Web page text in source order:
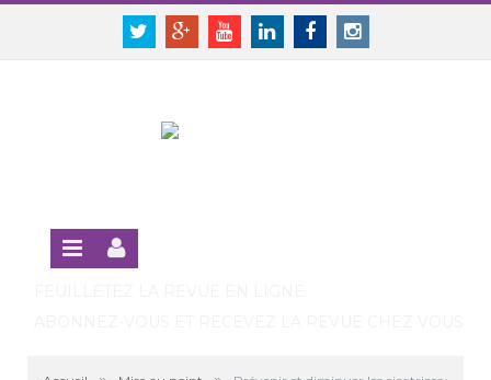
Panneau de gestion des cookies
TwitterGoogle+YoutubeLinkedinFacebookInstagram
SE CONNECTER